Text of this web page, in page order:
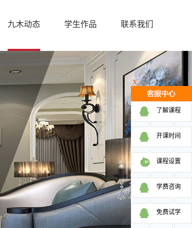
九木动态 学生作品 联系我们
X
了解课程
开课时间
课程设置
学费咨询
免费试学